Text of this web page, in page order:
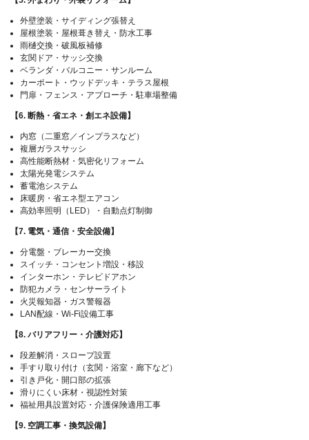
外壁塗装・サイディング張替え
屋根塗装・屋根葺き替え・防水工事
雨樋交換・破風板補修
玄関ドア・サッシ交換
ベランダ・バルコニー・サンルーム
カーポート・ウッドデッキ・テラス屋根
門扉・フェンス・アプローチ・駐車場整備
【6. 断熱・省エネ・創エネ設備】
内窓（二重窓／インプラスなど）
複層ガラスサッシ
高性能断熱材・気密化リフォーム
太陽光発電システム
蓄電池システム
床暖房・省エネ型エアコン
高効率照明（LED）・自動点灯制御
【7. 電気・通信・安全設備】
分電盤・ブレーカー交換
スイッチ・コンセント増設・移設
インターホン・テレビドアホン
防犯カメラ・センサーライト
火災報知器・ガス警報器
LAN配線・Wi-Fi設備工事
【8. バリアフリー・介護対応】
段差解消・スロープ設置
手すり取り付け（玄関・浴室・廊下など）
引き戸化・開口部の拡張
滑りにくい床材・視認性対策
福祉用具設置対応・介護保険適用工事
【9. 空調工事・換気設備】